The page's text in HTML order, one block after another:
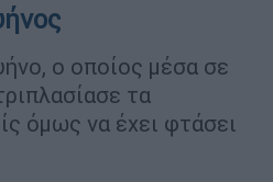
ο οποίος μέσα σε
τα
όμως να έχει φτάσει